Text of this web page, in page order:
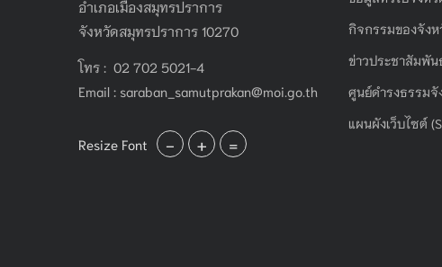
อำเภอเมืองสมุทรปราการ
จังหวัดสมุทรปราการ 10270
โทร : 02 702 5021-4
Email : saraban_samutprakan@moi.go.th
Resize Font - + =
กิจกรรมของจังห
ข่าวประชาสัมพัน
ศูนย์ดำรงธรรมจั
แผนผังเว็บไซต์